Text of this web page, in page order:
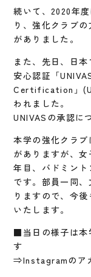
続いて、2020年
り、強化クラブ
がありました。
また、先日、日
安心認証「
Certification」
われました。
UNIVASの承認に
本学の強化クラ
がありますが、
年目、バドミン
です。部員一同
りますので、今
いたします。
■当日の様子は本
す
⇒Instagramのア